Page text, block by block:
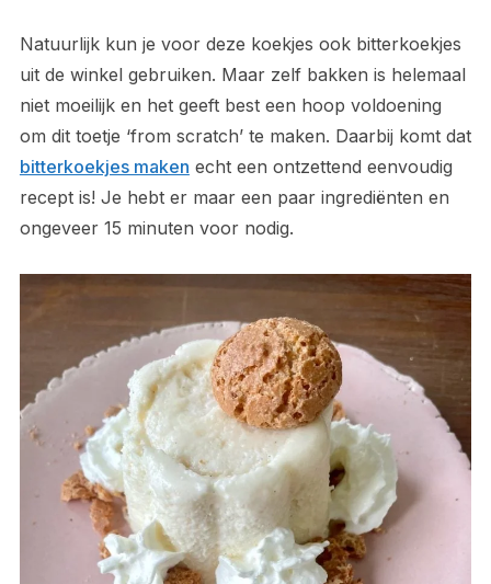
Natuurlijk kun je voor deze koekjes ook bitterkoekjes
uit de winkel gebruiken. Maar zelf bakken is helemaal
niet moeilijk en het geeft best een hoop voldoening
om dit toetje ‘from scratch’ te maken. Daarbij komt dat
bitterkoekjes maken echt een ontzettend eenvoudig
recept is! Je hebt er maar een paar ingrediënten en
ongeveer 15 minuten voor nodig.